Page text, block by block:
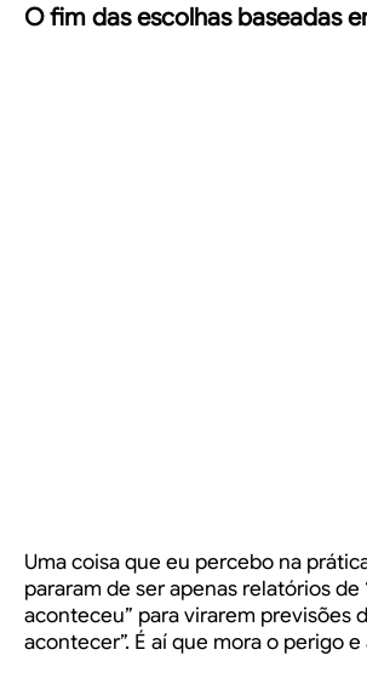
O fim das escolhas baseadas
Uma coisa que eu percebo na
pararam de ser apenas relatórios de
aconteceu” para virarem previsões
acontecer”. É aí que mora o perigo